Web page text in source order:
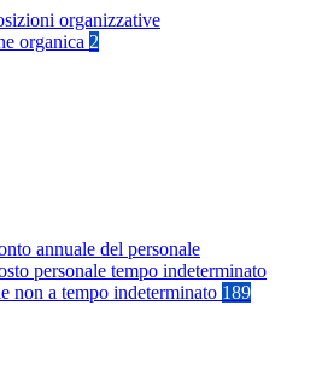
organizzative
organica 2
annuale del personale
personale tempo indeterminato
non a tempo indeterminato 189